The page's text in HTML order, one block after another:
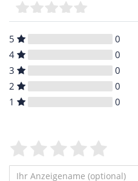
5
0
4
0
3
0
2
0
1
0
Bewertungssterne
von
4
von
3
von
2
von
1
von